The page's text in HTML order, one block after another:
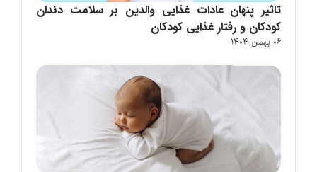
تاثیر پنهان عادات غذایی والدین بر سلامت دندان
کودکان و رفتار غذایی کودکان
06 بهمن 1404